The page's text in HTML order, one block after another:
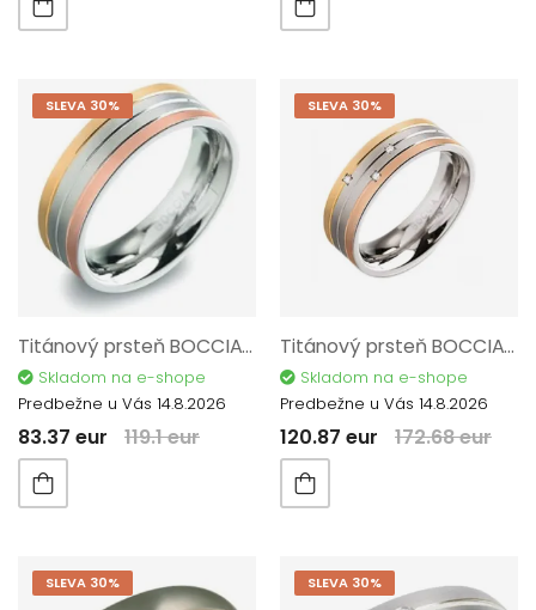
SLEVA 30%
Titánový prsteň BOCCIA TITANIUM 0135-0364
Skladom na e-shope
Predbežne u Vás 14.8.2026
83.37 eur 119.1 eur
SLEVA 30%
Titánový prsteň BOCCIA TITANIUM 0135-0256
Skladom na e-shope
Predbežne u Vás 14.8.2026
120.87 eur 172.68 eur
SLEVA 30% SLEVA 30%